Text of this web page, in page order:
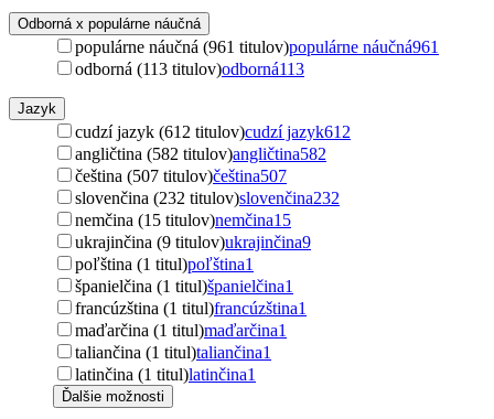
Odborná x populárne náučná
populárne náučná (961 titulov)populárne náučná961
odborná (113 titulov)odborná113
Jazyk
cudzí jazyk (612 titulov)cudzí jazyk612
angličtina (582 titulov)angličtina582
čeština (507 titulov)čeština507
slovenčina (232 titulov)slovenčina232
nemčina (15 titulov)nemčina15
ukrajinčina (9 titulov)ukrajinčina9
poľština (1 titul)poľština1
španielčina (1 titul)španielčina1
francúzština (1 titul)francúzština1
maďarčina (1 titul)maďarčina1
taliančina (1 titul)taliančina1
latinčina (1 titul)latinčina1
Ďalšie možnosti